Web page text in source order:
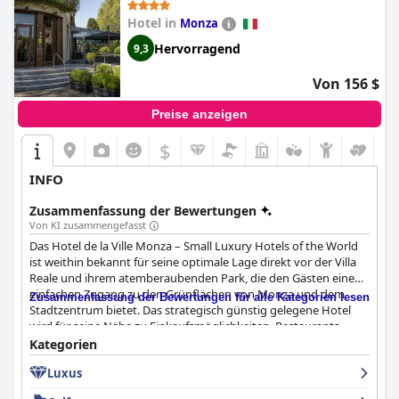
Hotel in Monza
9,3 Hervorragend
Von 156 $
Preise anzeigen
$
INFO
Zusammenfassung der Bewertungen
Von KI zusammengefasst
Das Hotel de la Ville Monza – Small Luxury Hotels of the World
ist weithin bekannt für seine optimale Lage direkt vor der Villa
Reale und ihrem atemberaubenden Park, die den Gästen einen
einfachen Zugang zu den Grünflächen von Monza und dem
Stadtzentrum bietet. Das strategisch günstig gelegene Hotel
wird für seine Nähe zu Einkaufsmöglichkeiten, Restaurants,
historischen Stätten und der berühmten Rennstrecke von
Monza gelobt, sowie für sein ruhiges und friedliches Ambiente,
obwohl es an einer belebten Straße liegt.
Zusammenfassung der Bewertungen für alle Kategorien lesen
Kategorien
Luxus